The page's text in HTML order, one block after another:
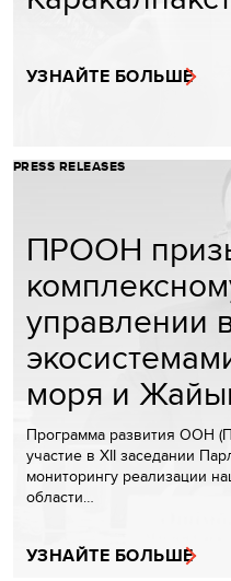
УЗНАЙТЕ БОЛЬШЕ
PRESS RELEASES
ПРООН
управлении
моря и
Программа развития ООН
участие в XII заседании
мониторингу реализации
области…
УЗНАЙТЕ БОЛЬШЕ